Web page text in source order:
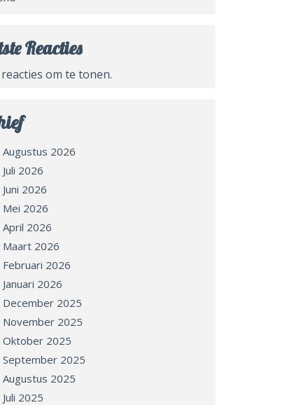
Reacties
om te tonen.
Augustus 2026
Juli 2026
Juni 2026
Mei 2026
April 2026
Maart 2026
Februari 2026
Januari 2026
December 2025
November 2025
Oktober 2025
September 2025
Augustus 2025
Juli 2025